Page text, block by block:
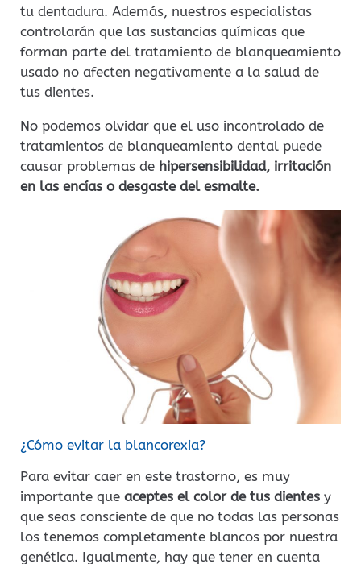
tu dentadura. Además, nuestros especialistas
controlarán que las sustancias químicas que
forman parte del tratamiento de blanqueamiento
usado no afecten negativamente a la salud de
tus dientes.
No podemos olvidar que el uso incontrolado de
tratamientos de blanqueamiento dental puede
causar problemas de hipersensibilidad, irritación
en las encías o desgaste del esmalte.
¿Cómo evitar la blancorexia?
Para evitar caer en este trastorno, es muy
importante que aceptes el color de tus dientes y
que seas consciente de que no todas las personas
los tenemos completamente blancos por nuestra
genética. Igualmente, hay que tener en cuenta